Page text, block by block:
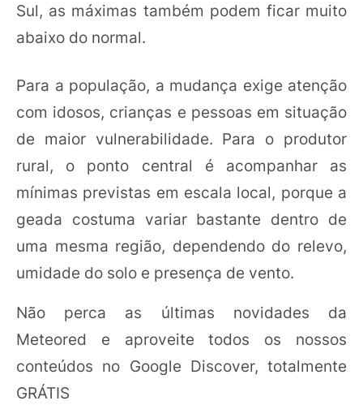
Sul, as máximas também podem ficar muito
abaixo do normal.
Para a população, a mudança exige atenção
com idosos, crianças e pessoas em situação
de maior vulnerabilidade. Para o produtor
rural, o ponto central é acompanhar as
mínimas previstas em escala local, porque a
geada costuma variar bastante dentro de
uma mesma região, dependendo do relevo,
umidade do solo e presença de vento.
Não perca as últimas novidades da
Meteored e aproveite todos os nossos
conteúdos no Google Discover, totalmente
GRÁTIS